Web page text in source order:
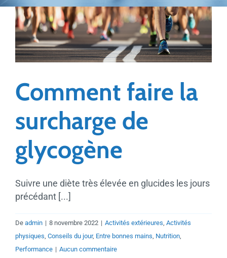
Comment faire la
surcharge de
glycogène
Suivre une diète très élevée en glucides les jours
précédant [...]
De admin | 8 novembre 2022 | Activités extérieures, Activités
physiques, Conseils du jour, Entre bonnes mains, Nutrition,
Performance | Aucun commentaire